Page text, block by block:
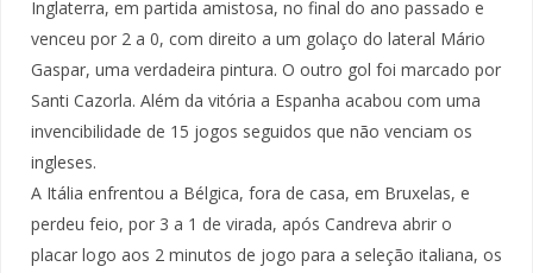
Inglaterra, em partida amistosa, no final do ano passado e
venceu por 2 a 0, com direito a um golaço do lateral Mário
Gaspar, uma verdadeira pintura. O outro gol foi marcado por
Santi Cazorla. Além da vitória a Espanha acabou com uma
invencibilidade de 15 jogos seguidos que não venciam os
ingleses.
A Itália enfrentou a Bélgica, fora de casa, em Bruxelas, e
perdeu feio, por 3 a 1 de virada, após Candreva abrir o
placar logo aos 2 minutos de jogo para a seleção italiana, os